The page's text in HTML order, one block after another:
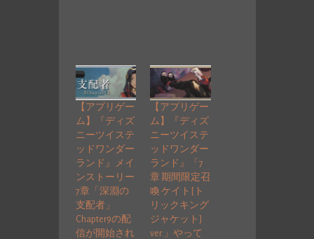
【アプリゲー
ム】『ディズ
ニーツイステ
ッドワンダー
ランド』メイ
ンストーリー
7章「深淵の
支配者」
Chapter9の配
信が開始され
【アプリゲー
ム】『ディズ
ニーツイステ
ッドワンダー
ランド』「7
章 期間限定召
喚 ケイト[ト
リックキング
ジャケット]
ver.」やって